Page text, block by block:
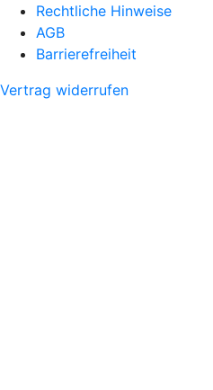
Rechtliche Hinweise
AGB
Barrierefreiheit
Vertrag widerrufen